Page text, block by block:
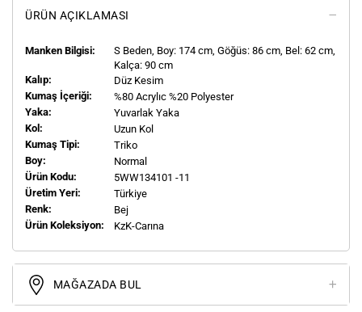
ÜRÜN AÇIKLAMASI
Manken Bilgisi: S Beden, Boy: 174 cm, Göğüs: 86 cm, Bel: 62 cm,
Kalça: 90 cm
Kalıp:
Düz Kesim
Kumaş İçeriği:
%80 Acrylıc %20 Polyester
Yaka:
Yuvarlak Yaka
Kol:
Uzun Kol
Kumaş Tipi:
Triko
Boy:
Normal
Ürün Kodu:
5WW134101 -11
Üretim Yeri:
Türkiye
Renk:
Bej
Ürün Koleksiyon:
KzK-Carına
MAĞAZADA BUL